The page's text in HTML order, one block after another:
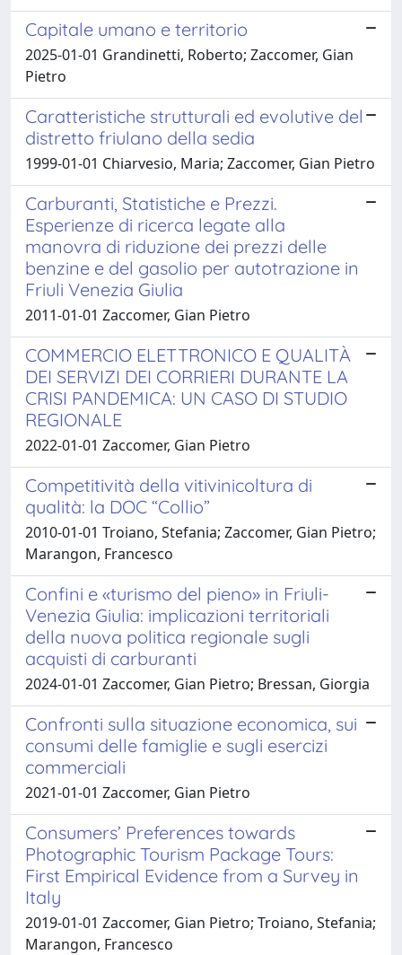
Capitale umano e territorio
2025-01-01 Grandinetti, Roberto; Zaccomer, Gian
Pietro
Caratteristiche strutturali ed evolutive del
distretto friulano della sedia
1999-01-01 Chiarvesio, Maria; Zaccomer, Gian Pietro
Carburanti, Statistiche e Prezzi.
Esperienze di ricerca legate alla
manovra di riduzione dei prezzi delle
benzine e del gasolio per autotrazione in
Friuli Venezia Giulia
2011-01-01 Zaccomer, Gian Pietro
COMMERCIO ELETTRONICO E QUALITÀ
DEI SERVIZI DEI CORRIERI DURANTE LA
CRISI PANDEMICA: UN CASO DI STUDIO
REGIONALE
2022-01-01 Zaccomer, Gian Pietro
Competitività della vitivinicoltura di
qualità: la DOC “Collio”
2010-01-01 Troiano, Stefania; Zaccomer, Gian Pietro;
Marangon, Francesco
Confini e «turismo del pieno» in Friuli-
Venezia Giulia: implicazioni territoriali
della nuova politica regionale sugli
acquisti di carburanti
2024-01-01 Zaccomer, Gian Pietro; Bressan, Giorgia
Confronti sulla situazione economica, sui
consumi delle famiglie e sugli esercizi
commerciali
2021-01-01 Zaccomer, Gian Pietro
Consumers’ Preferences towards
Photographic Tourism Package Tours:
First Empirical Evidence from a Survey in
Italy
2019-01-01 Zaccomer, Gian Pietro; Troiano, Stefania;
Marangon, Francesco